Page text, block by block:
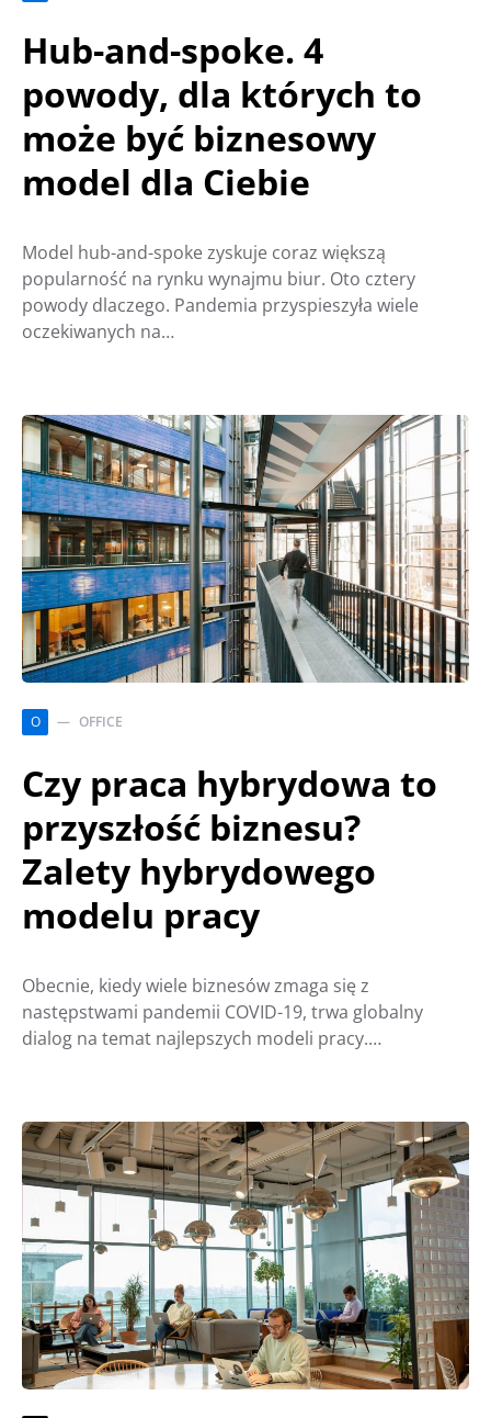
Hub-and-spoke. 4
powody, dla których to
może być biznesowy
model dla Ciebie
Model hub-and-spoke zyskuje coraz większą
popularność na rynku wynajmu biur. Oto cztery
powody dlaczego. Pandemia przyspieszyła wiele
oczekiwanych na…
O OFFICE
Czy praca hybrydowa to
przyszłość biznesu?
Zalety hybrydowego
modelu pracy
Obecnie, kiedy wiele biznesów zmaga się z
następstwami pandemii COVID-19, trwa globalny
dialog na temat najlepszych modeli pracy.…